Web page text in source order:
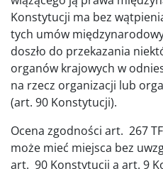
Konstytucji ma bez
tych umów
doszło do przekazania
organów krajowych w
na rzecz organizacji lub
(art. 90 Konstytucji).
Ocena zgodności art. 267
może mieć miejsca bez
art. 90 Konstytucji a art. 9